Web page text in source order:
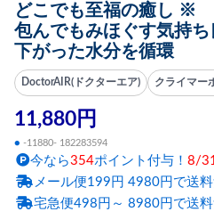
どこでも至福の癒し ※
包んでもみほぐす気持
下がった水分を循環
DoctorAIR(ドクターエア) クライマー
11,880円
● -11880- 182283594
今なら354ポイント付与！ 8/
メール便199円 4980円で送料
宅急便498円～ 8980円で送料